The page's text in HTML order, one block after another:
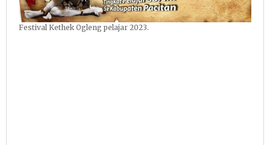
Festival Kethek Ogleng pelajar 2023.